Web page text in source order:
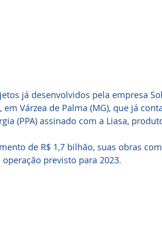
já desenvolvidos pela empresa
em Várzea de Palma (MG), que já
(PPA) assinado com a Liasa,
de R$ 1,7 bilhão, suas obras
previsto para 2023.